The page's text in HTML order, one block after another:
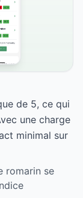
de 5, ce qui
une charge
minimal sur
romarin se